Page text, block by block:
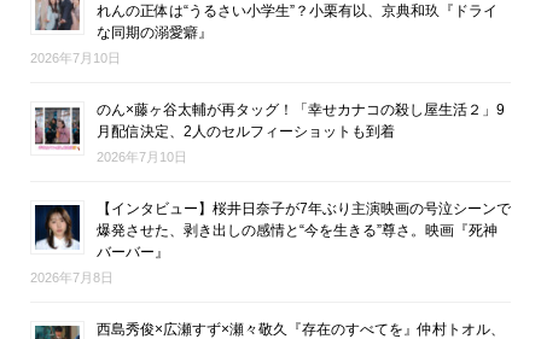
れんの正体は“うるさい小学生”？小栗有以、京典和玖『ドライ
な同期の溺愛癖』
2026年7月10日
のん×藤ヶ谷太輔が再タッグ！「幸せカナコの殺し屋生活２」9
月配信決定、2人のセルフィーショットも到着
2026年7月10日
【インタビュー】桜井日奈子が7年ぶり主演映画の号泣シーンで
爆発させた、剥き出しの感情と“今を生きる”尊さ。映画『死神
バーバー』
2026年7月8日
西島秀俊×広瀬すず×瀬々敬久『存在のすべてを』仲村トオル、